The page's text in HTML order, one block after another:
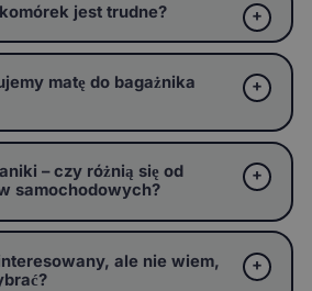
jest trudne?
matę do bagażnika
– czy różnią się od
samochodowych?
ale nie wiem,